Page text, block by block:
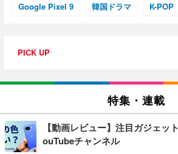
Google Pixel 9 韓国ドラマ K-POP
PICK UP
特集・連載
【動画レビュー】注目ガジェッ
ouTubeチャンネル